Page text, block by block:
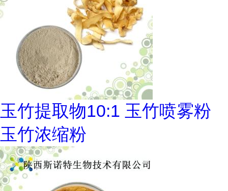
玉竹提取物10:1 玉竹喷雾粉
玉竹浓缩粉